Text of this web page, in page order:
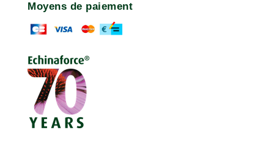
Moyens de paiement